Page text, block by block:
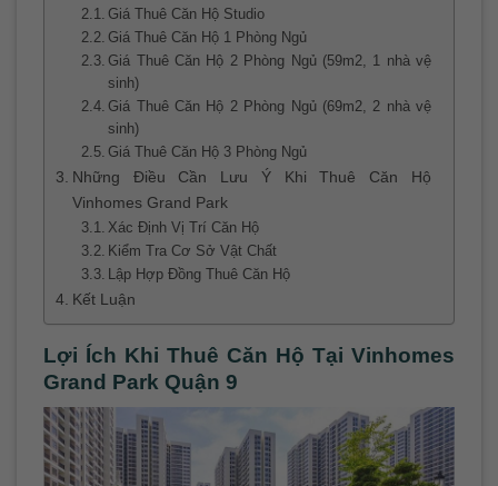
Giá Thuê Căn Hộ Studio
Giá Thuê Căn Hộ 1 Phòng Ngủ
Giá Thuê Căn Hộ 2 Phòng Ngủ (59m2, 1 nhà vệ
sinh)
Giá Thuê Căn Hộ 2 Phòng Ngủ (69m2, 2 nhà vệ
sinh)
Giá Thuê Căn Hộ 3 Phòng Ngủ
Những Điều Cần Lưu Ý Khi Thuê Căn Hộ
Vinhomes Grand Park
Xác Định Vị Trí Căn Hộ
Kiểm Tra Cơ Sở Vật Chất
Lập Hợp Đồng Thuê Căn Hộ
Kết Luận
Lợi Ích Khi Thuê Căn Hộ Tại Vinhomes
Grand Park Quận 9